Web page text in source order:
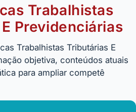
Trabalhistas
Previdenciárias
Trabalhistas Tributárias E
objetiva, conteúdos atuais
para ampliar competê